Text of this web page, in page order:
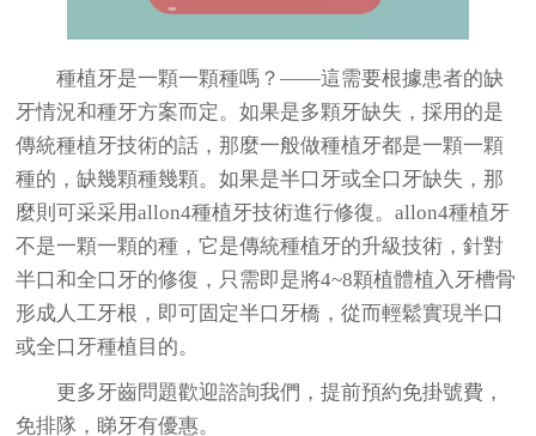
種植牙是一顆一顆種嗎？——這需要根據患者的缺
牙情況和種牙方案而定。如果是多顆牙缺失，採用的是
傳統種植牙技術的話，那麼一般做種植牙都是一顆一顆
種的，缺幾顆種幾顆。如果是半口牙或全口牙缺失，那
麼則可采采用allon4種植牙技術進行修復。allon4種植牙
不是一顆一顆的種，它是傳統種植牙的升級技術，針對
半口和全口牙的修復，只需即是將4~8顆植體植入牙槽骨
形成人工牙根，即可固定半口牙橋，從而輕鬆實現半口
或全口牙種植目的。
更多牙齒問題歡迎諮詢我們，提前預約免掛號費，
免排隊，睇牙有優惠。